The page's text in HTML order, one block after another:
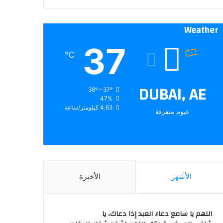
Weather
DUBAI, AE
غيوم متفرقة
37
℃
38º - 37º
47%
4.63 كيلومتر/ساعة
الأشهر الأخيرة
اللهم يا سامع دعاء العبد إذا دعاك، يا